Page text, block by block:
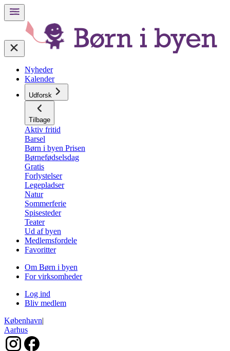
Nyheder
Kalender
Udforsk
Tilbage
Aktiv fritid
Barsel
Børn i byen Prisen
Børnefødselsdag
Gratis
Forlystelser
Legepladser
Natur
Sommerferie
Spisesteder
Teater
Ud af byen
Medlemsfordele
Favoritter
Om Børn i byen
For virksomheder
Log ind
Bliv medlem
København|
Aarhus